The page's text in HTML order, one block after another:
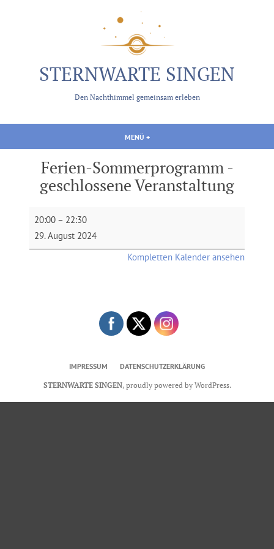
STERNWARTE SINGEN
Den Nachthimmel gemeinsam erleben
MENÜ +AUFGEKLAPPT
ZUGEKLAPPT
Ferien-Sommerprogramm -
geschlossene Veranstaltung
Ferien-
Sommerprogramm
-
20:00 – 22:30
29. August 2024
Kompletten Kalender ansehen
IMPRESSUM DATENSCHUTZERKLÄRUNG
STERNWARTE SINGEN, proudly powered by WordPress.